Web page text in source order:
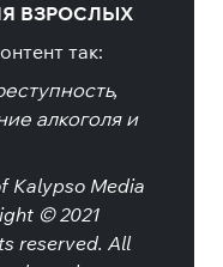
ВЗРОСЛЫХ
так:
алкоголя и
Kalypso Media
© 2021
reserved. All